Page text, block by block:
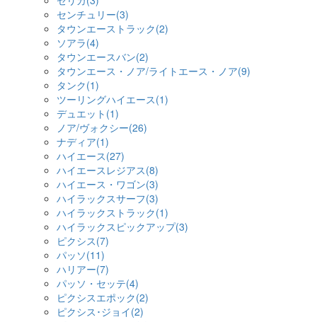
センチュリー(3)
タウンエーストラック(2)
ソアラ(4)
タウンエースバン(2)
タウンエース・ノア/ライトエース・ノア(9)
タンク(1)
ツーリングハイエース(1)
デュエット(1)
ノア/ヴォクシー(26)
ナディア(1)
ハイエース(27)
ハイエースレジアス(8)
ハイエース・ワゴン(3)
ハイラックスサーフ(3)
ハイラックストラック(1)
ハイラックスピックアップ(3)
ピクシス(7)
パッソ(11)
ハリアー(7)
パッソ・セッテ(4)
ピクシスエポック(2)
ピクシス･ジョイ(2)